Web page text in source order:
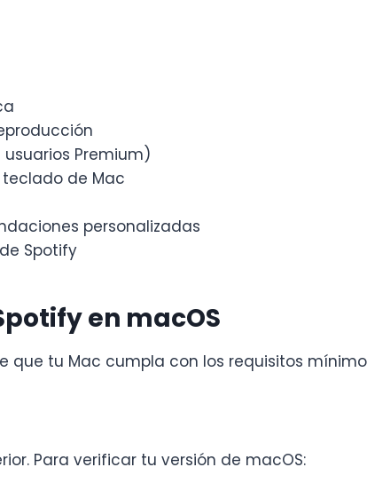
Premium)
de Mac
personalizadas
Spotify
en macOS
tu Mac cumpla con los requisitos
Para verificar tu versión de macOS: